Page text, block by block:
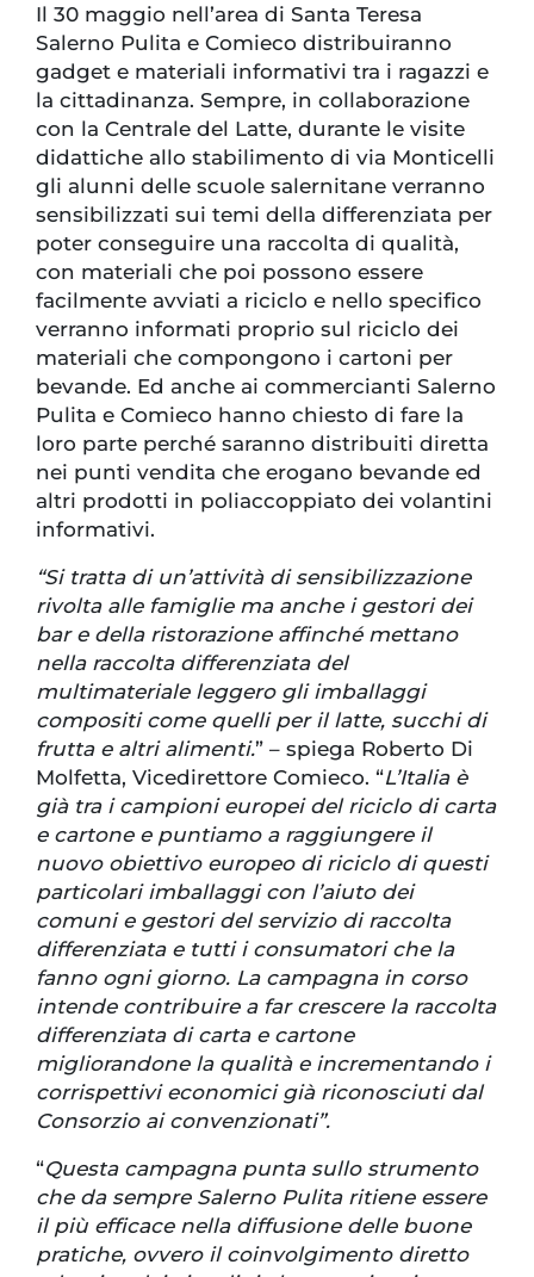
Il 30 maggio nell’area di Santa Teresa
Salerno Pulita e Comieco distribuiranno
gadget e materiali informativi tra i ragazzi e
la cittadinanza. Sempre, in collaborazione
con la Centrale del Latte, durante le visite
didattiche allo stabilimento di via Monticelli
gli alunni delle scuole salernitane verranno
sensibilizzati sui temi della differenziata per
poter conseguire una raccolta di qualità,
con materiali che poi possono essere
facilmente avviati a riciclo e nello specifico
verranno informati proprio sul riciclo dei
materiali che compongono i cartoni per
bevande. Ed anche ai commercianti Salerno
Pulita e Comieco hanno chiesto di fare la
loro parte perché saranno distribuiti diretta
nei punti vendita che erogano bevande ed
altri prodotti in poliaccoppiato dei volantini
informativi.
“Si tratta di un’attività di sensibilizzazione
rivolta alle famiglie ma anche i gestori dei
bar e della ristorazione affinché mettano
nella raccolta differenziata del
multimateriale leggero gli imballaggi
compositi come quelli per il latte, succhi di
frutta e altri alimenti.” – spiega Roberto Di
Molfetta, Vicedirettore Comieco. “L’Italia è
già tra i campioni europei del riciclo di carta
e cartone e puntiamo a raggiungere il
nuovo obiettivo europeo di riciclo di questi
particolari imballaggi con l’aiuto dei
comuni e gestori del servizio di raccolta
differenziata e tutti i consumatori che la
fanno ogni giorno. La campagna in corso
intende contribuire a far crescere la raccolta
differenziata di carta e cartone
migliorandone la qualità e incrementando i
corrispettivi economici già riconosciuti dal
Consorzio ai convenzionati”.
“Questa campagna punta sullo strumento
che da sempre Salerno Pulita ritiene essere
il più efficace nella diffusione delle buone
pratiche, ovvero il coinvolgimento diretto